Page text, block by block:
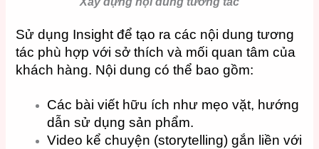
Sử dụng Insight để tạo ra các nội dung tương
tác phù hợp với sở thích và mối quan tâm của
khách hàng. Nội dung có thể bao gồm:
Các bài viết hữu ích như mẹo vặt, hướng
dẫn sử dụng sản phẩm.
Video kể chuyện (storytelling) gắn liền với